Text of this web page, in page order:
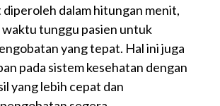
diperoleh dalam hitungan menit,
tunggu pasien untuk
yang tepat. Hal ini juga
pada sistem kesehatan dengan
yang lebih cepat dan